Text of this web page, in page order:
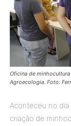
Oficina de
Agroecologia. Foto:
Aconteceu no
criação de